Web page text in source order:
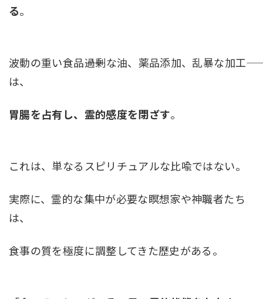
る。
波動の重い食品――過剰な油、薬品添加、乱暴な加工――
は、
胃腸を占有し、霊的感度を閉ざす。
これは、単なるスピリチュアルな比喩ではない。
実際に、霊的な集中が必要な瞑想家や神職者たち
は、
食事の質を極度に調整してきた歴史がある。